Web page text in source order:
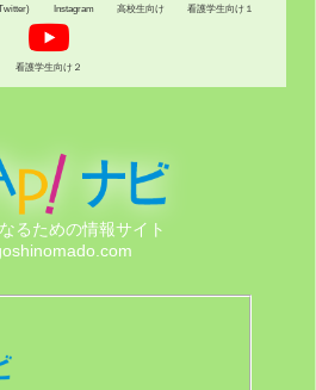
Instagram 高校生向け 看護学生向け１
看護学生向け２
るための情報サイト